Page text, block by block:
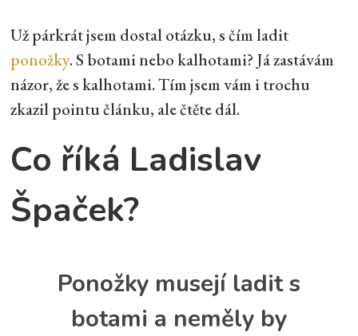
Už párkrát jsem dostal otázku, s čím ladit
ponožky. S botami nebo kalhotami? Já zastávám
názor, že s kalhotami. Tím jsem vám i trochu
zkazil pointu článku, ale čtěte dál.
Co říká Ladislav
Špaček?
Ponožky musejí ladit s
botami a neměly by